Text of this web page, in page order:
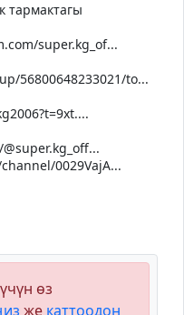
тармактагы
super.kg_of...
56800648233021/to...
0029VajA...
өз
же каттоодон